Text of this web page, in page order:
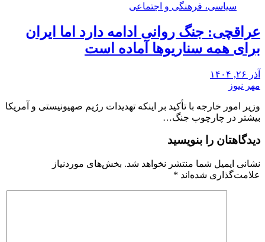
سیاسی، فرهنگی و اجتماعی
عراقچی: جنگ روانی ادامه دارد اما ایران
برای همه سناریوها آماده است
آذر ۲۶, ۱۴۰۴
مهر نیوز
وزیر امور خارجه با تأکید بر اینکه تهدیدات رژیم صهیونیستی و آمریکا
بیشتر در چارچوب جنگ…
دیدگاهتان را بنویسید
نشانی ایمیل شما منتشر نخواهد شد. بخش‌های موردنیاز
علامت‌گذاری شده‌اند *